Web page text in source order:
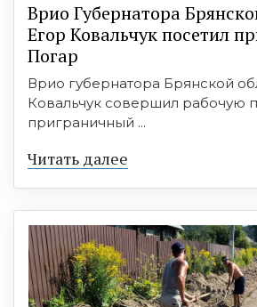
Врио Губернатора
Егор Ковальчук посетил
Погар
Врио губернатора Брянской
Ковальчук совершил рабочую
приграничный ...
Читать далее